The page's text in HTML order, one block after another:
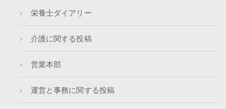
栄養士ダイアリー
介護に関する投稿
営業本部
運営と事務に関する投稿